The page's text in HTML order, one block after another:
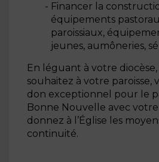
Financer la
équipements
paroissiaux,
jeunes, aumôneries,
En léguant à votre diocèse,
souhaitez à votre paroisse,
don exceptionnel pour le
Bonne Nouvelle avec
donnez à l’Église les
continuité.